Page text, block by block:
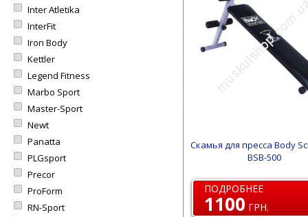
Inter Atletika
InterFit
Iron Body
Kettler
Legend Fitness
Marbo Sport
Master-Sport
Newt
Panatta
PLGsport
Precor
ProForm
RN-Sport
Скамья для пресса Body
BSB-500
ПОДРОБНЕЕ
1100 ГРН.